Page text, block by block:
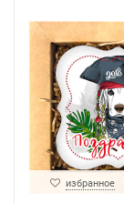
избранное